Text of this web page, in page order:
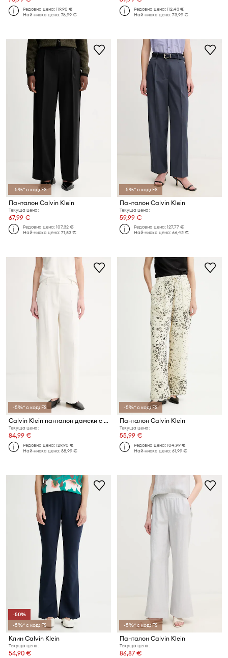
Редовна цена:119,90 €
Най-ниска цена:76,99 €
Редовна цена:112,43 €
Най-ниска цена:73,99 €
-5%* с код: FS
Панталон Calvin Klein
Текуща цена:
67,99 €
Редовна цена:107,32 €
Най-ниска цена:71,53 €
-5%* с код: FS
Панталон Calvin Klein
Текуща цена:
59,99 €
Редовна цена:127,77 €
Най-ниска цена:66,42 €
-5%* с код: FS
Calvin Klein панталон дамски с вискоза
Текуща цена:
84,99 €
Редовна цена:129,90 €
Най-ниска цена:88,99 €
-5%* с код: FS
Панталон Calvin Klein
Текуща цена:
55,99 €
Редовна цена:104,99 €
Най-ниска цена:61,99 €
-50%
-5%* с код: FS
Клин Calvin Klein
Текуща цена:
54,90 €
-5%* с код: FS
Панталон Calvin Klein
Текуща цена:
86,87 €